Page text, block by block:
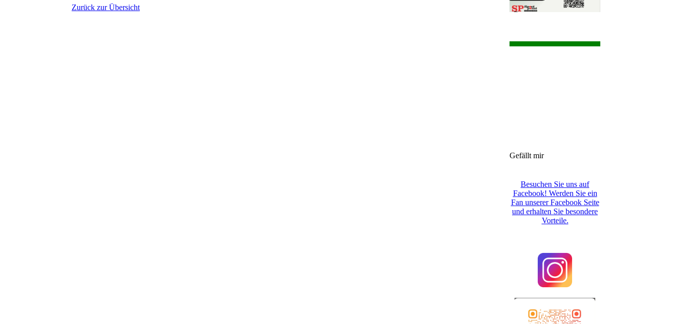
Zurück zur Übersicht
Gefällt mir
Besuchen Sie uns auf
Facebook! Werden Sie ein
Fan unserer Facebook Seite
und erhalten Sie besondere
Vorteile.